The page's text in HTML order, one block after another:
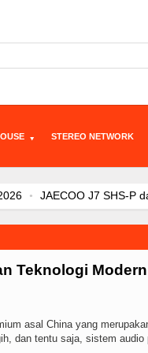
STEREO NETWORK
Evolusi Elektrifikasi:
Tren Positif Pasar
Program Co-Creation J5
Jadi Model SUV EV
Robot Humanoid AiMOGA
di Indonesia, JAECOO
Teknologi
asal China yang
dan tentu saja, sistem audio